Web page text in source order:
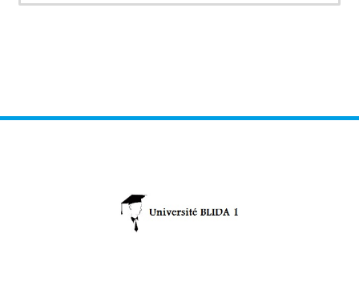
hauteur de la douzième vertèbre dorsale, où elle